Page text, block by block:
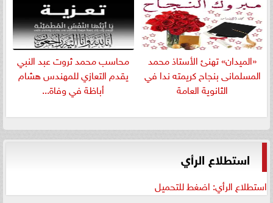
«الميدان» تهنئ الأستاذ محمد
المسلمانى بنجاح كريمته ندا في
الثانوية العامة
​محاسب محمد ثروت عبد النبي
يقدم التعازي للمهندس هشام
أباظة في وفاة...
استطلاع الرأي
استطلاع الرأي: اضغط للتحميل